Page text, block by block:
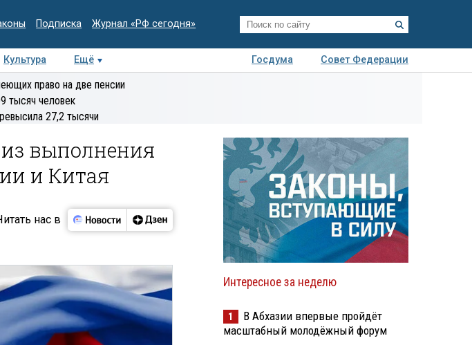
Подписка Журнал «РФ сегодня»
Культура Ещё Госдума
Совет Федерации
Колумнисты
Деловая
право на две пенсии
тысяч человек
27,2 тысячи
выполнения
и Китая
нас в
Интересное за неделю
1
В Абхазии впервые пройдёт
масштабный молодёжный форум